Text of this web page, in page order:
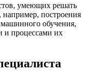
умеющих решать
например, построения
машинного обучения,
и процессами их